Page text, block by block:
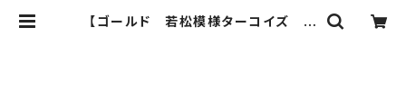
【ゴールド 若松模様ターコイズ シ